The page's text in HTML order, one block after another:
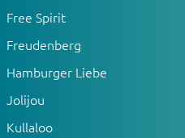
Free Spirit
Freudenberg
Hamburger Liebe
Jolijou
Kullaloo